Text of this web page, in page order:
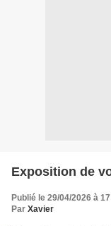
Exposition de
Publié le 29/04/2026 à
Par Xavier